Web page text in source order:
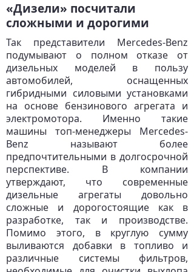
«Дизели» посчитали
сложными и дорогими
Так представители Mercedes-Benz
подумывают о полном отказе от
дизельных моделей в пользу
автомобилей, оснащенных
гибридными силовыми установками
на основе бензинового агрегата и
электромотора. Именно такие
машины топ-менеджеры Mercedes-
Benz называют более
предпочтительными в долгосрочной
перспективе. В компании
утверждают, что современные
дизельные агрегаты довольно
сложные и дорогостоящие как в
разработке, так и производстве.
Помимо этого, в круглую сумму
выливаются добавки в топливо и
различные системы фильтров,